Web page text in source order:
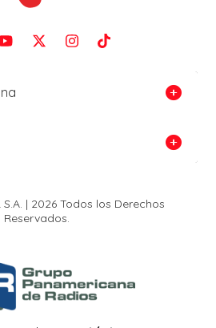
| 2026 Todos los Derechos
Reservados.